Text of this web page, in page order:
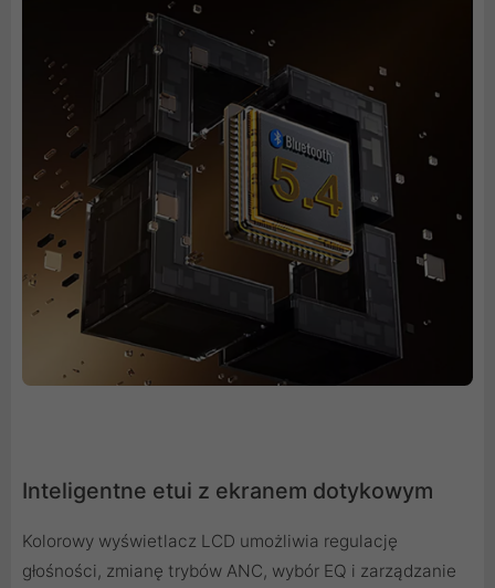
Inteligentne etui z ekranem dotykowym
Kolorowy wyświetlacz LCD umożliwia regulację
głośności, zmianę trybów ANC, wybór EQ i zarządzanie